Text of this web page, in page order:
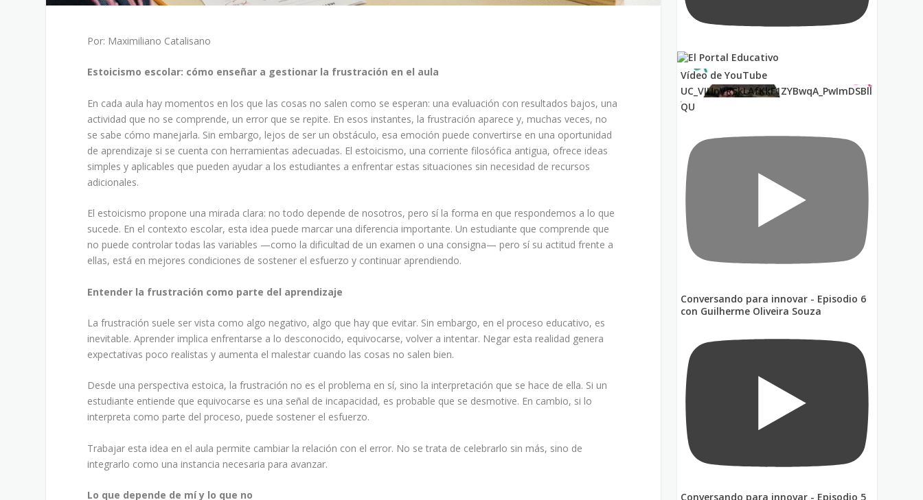
Por: Maximiliano Catalisano
Estoicismo escolar: cómo enseñar a gestionar la frustración en el aula
En cada aula hay momentos en los que las cosas no salen como se esperan: una evaluación con resultados bajos, una
actividad que no se comprende, un error que se repite. En esos instantes, la frustración aparece y, muchas veces, no
se sabe cómo manejarla. Sin embargo, lejos de ser un obstáculo, esa emoción puede convertirse en una oportunidad
de aprendizaje si se cuenta con herramientas adecuadas. El estoicismo, una corriente filosófica antigua, ofrece ideas
simples y aplicables que pueden ayudar a los estudiantes a enfrentar estas situaciones sin necesidad de recursos
adicionales.
El estoicismo propone una mirada clara: no todo depende de nosotros, pero sí la forma en que respondemos a lo que
sucede. En el contexto escolar, esta idea puede marcar una diferencia importante. Un estudiante que comprende que
no puede controlar todas las variables —como la dificultad de un examen o una consigna— pero sí su actitud frente a
ellas, está en mejores condiciones de sostener el esfuerzo y continuar aprendiendo.
Entender la frustración como parte del aprendizaje
La frustración suele ser vista como algo negativo, algo que hay que evitar. Sin embargo, en el proceso educativo, es
inevitable. Aprender implica enfrentarse a lo desconocido, equivocarse, volver a intentar. Negar esta realidad genera
expectativas poco realistas y aumenta el malestar cuando las cosas no salen bien.
Desde una perspectiva estoica, la frustración no es el problema en sí, sino la interpretación que se hace de ella. Si un
estudiante entiende que equivocarse es una señal de incapacidad, es probable que se desmotive. En cambio, si lo
interpreta como parte del proceso, puede sostener el esfuerzo.
Trabajar esta idea en el aula permite cambiar la relación con el error. No se trata de celebrarlo sin más, sino de
integrarlo como una instancia necesaria para avanzar.
Lo que depende de mí y lo que no
Vídeo de YouTube
UC_VIUnVRSkLAfKkF1ZYBwqA_PwImDSBll
QU
Conversando para innovar - Episodio 6
con Guilherme Oliveira Souza
Conversando para innovar - Episodio 5